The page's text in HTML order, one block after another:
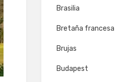
Brasilia
Bretaña francesa
Brujas
Budapest